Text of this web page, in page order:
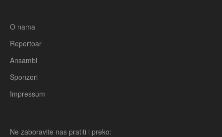
O nama
Repertoar
Ansambl
Sponzori
Impressum
Ne zaboravite nas pratiti i preko: